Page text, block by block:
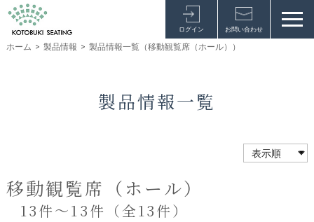
ログイン お問い合わせ
ホーム > 製品情報 > 製品情報一覧（移動観覧席（ホール））
製品情報一覧
移動観覧席（ホール）
13件～13件（全13件）